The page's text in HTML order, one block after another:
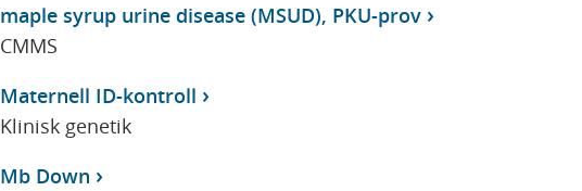
maple syrup urine disease (MSUD), PKU-prov
CMMS
Maternell ID-kontroll
Klinisk genetik
Mb Down